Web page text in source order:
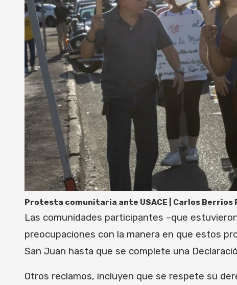
Protesta comunitaria ante USACE | Carlos Berrios
Las comunidades participantes –que
preocupaciones con la manera en que estos
San Juan hasta que se complete una
Otros reclamos, incluyen que se respete su